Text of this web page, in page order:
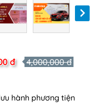
đ 4,000,000 đ
hành phương tiện